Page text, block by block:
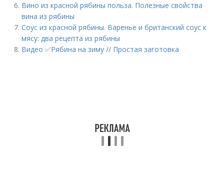
Вино из красной рябины польза. Полезные свойства
вина из рябины
Соус из красной рябины. Варенье и британский соус к
мясу: два рецепта из рябины
Видео ✅Рябина на зиму // Простая заготовка